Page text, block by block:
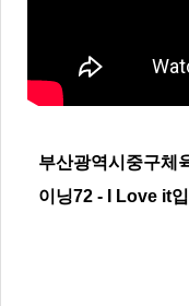
부산광역시중구체
이닝72 - I Love it